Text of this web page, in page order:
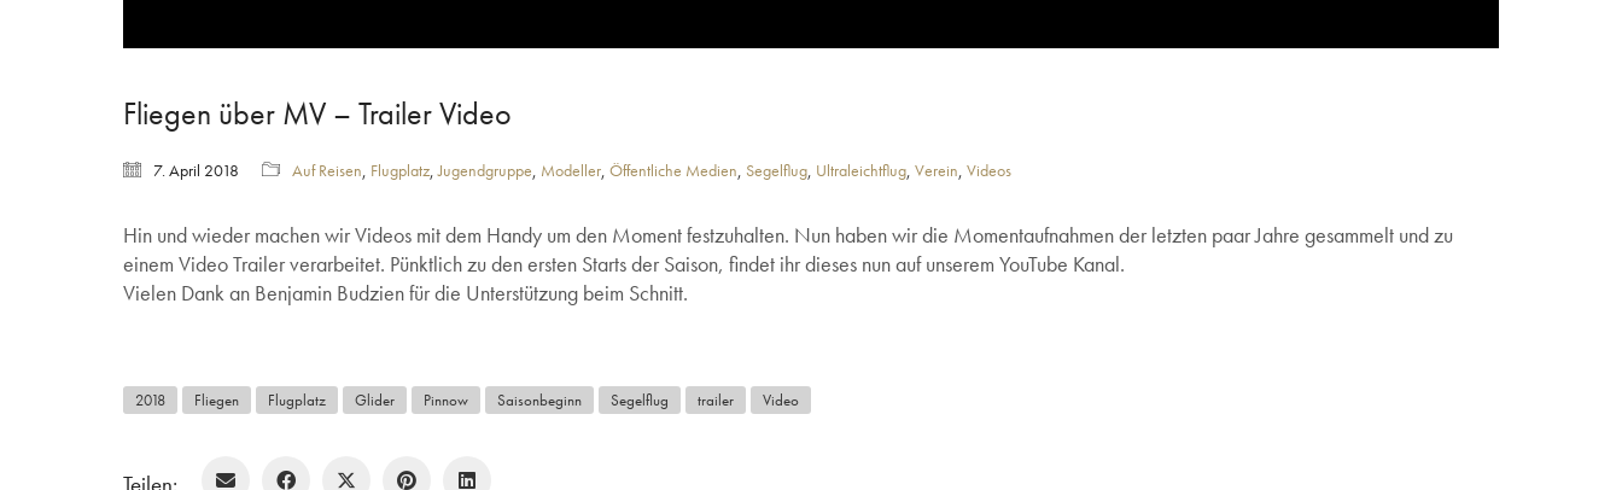
Fliegen über MV – Trailer Video
7. April 2018 Auf Reisen, Flugplatz,Jugendgruppe, Modeller, Öffentliche Medien, Segelflug, Ultraleichtflug, Verein, Videos
Hin und wieder machen wir Videos mit dem Handy um den Moment festzuhalten. Nun haben wir die Momentaufnahmen der letzten paar Jahre gesammelt und zu
einem Video Trailer verarbeitet. Pünktlich zu den ersten Starts der Saison, findet ihr dieses nun auf unserem YouTube Kanal.
Vielen Dank an Benjamin Budzien für die Unterstützung beim Schnitt.
2018 Fliegen Flugplatz Glider Pinnow Saisonbeginn Segelflug trailer Video